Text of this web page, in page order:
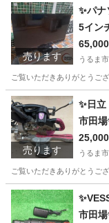
沖縄 うるま市 その
売ります
✨パ
5イン
うるま市
ご覧いただきありがとう
沖縄 うるま市 テ
売ります
✨日
市田場
うるま市
ご覧いただきありがとうご
沖縄 うるま市
市田場